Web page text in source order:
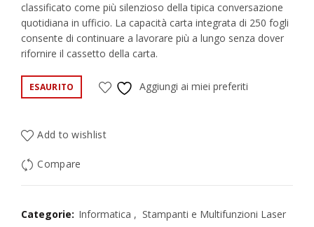
classificato come più silenzioso della tipica conversazione
quotidiana in ufficio. La capacità carta integrata di 250 fogli
consente di continuare a lavorare più a lungo senza dover
rifornire il cassetto della carta.
ESAURITO Aggiungi ai miei preferiti
Add to wishlist
Compare
Categorie: Informatica , Stampanti e Multifunzioni Laser